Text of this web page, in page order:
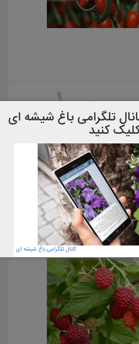
تلگرامی باغ شیشه ای
کنید
کانال تلگرامی باغ شیشه ای